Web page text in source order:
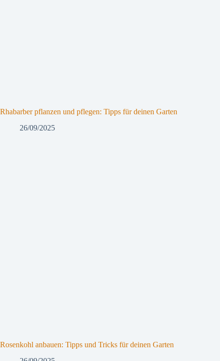
Rhabarber pflanzen und pflegen: Tipps für deinen Garten
26/09/2025
Rosenkohl anbauen: Tipps und Tricks für deinen Garten